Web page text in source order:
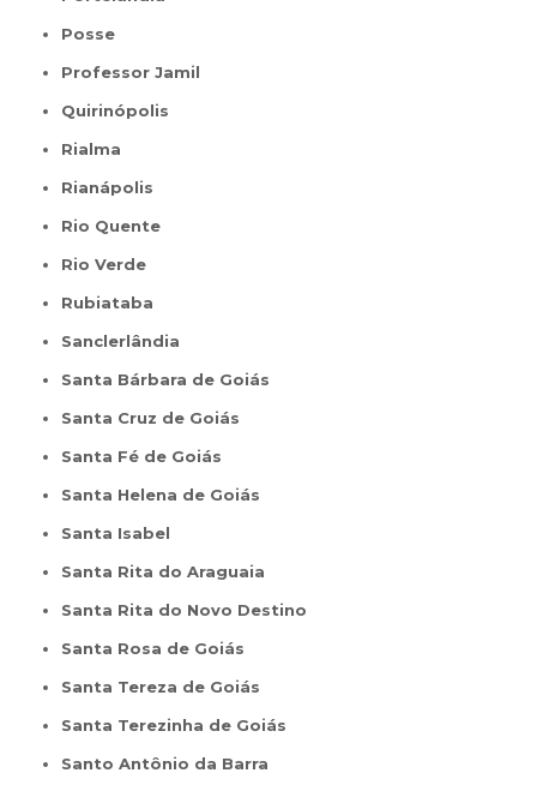
Posse
Professor Jamil
Quirinópolis
Rialma
Rianápolis
Rio Quente
Rio Verde
Rubiataba
Sanclerlândia
Santa Bárbara de Goiás
Santa Cruz de Goiás
Santa Fé de Goiás
Santa Helena de Goiás
Santa Isabel
Santa Rita do Araguaia
Santa Rita do Novo Destino
Santa Rosa de Goiás
Santa Tereza de Goiás
Santa Terezinha de Goiás
Santo Antônio da Barra